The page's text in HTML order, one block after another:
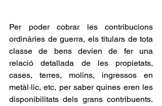
Per poder cobrar les contribucions
ordinàries de guerra, els titulars de tota
classe de bens devien de fer una
relació detallada de les propietats,
cases, terres, molins, ingressos en
metàl·lic, etc, per saber quines eren les
disponibilitats dels grans contribuents.